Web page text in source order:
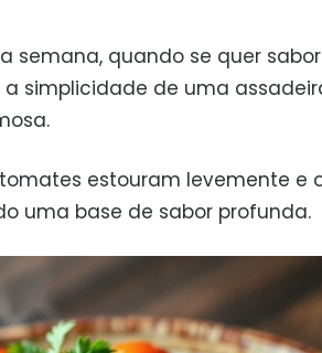
semana, quando se quer sabor
simplicidade de uma
estouram levemente e
uma base de sabor profunda.